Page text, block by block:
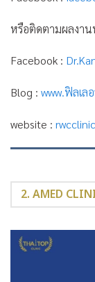
หรือติดตามผลงา
Facebook :
Blog : www.ฟิลเล
website :
2. AMED